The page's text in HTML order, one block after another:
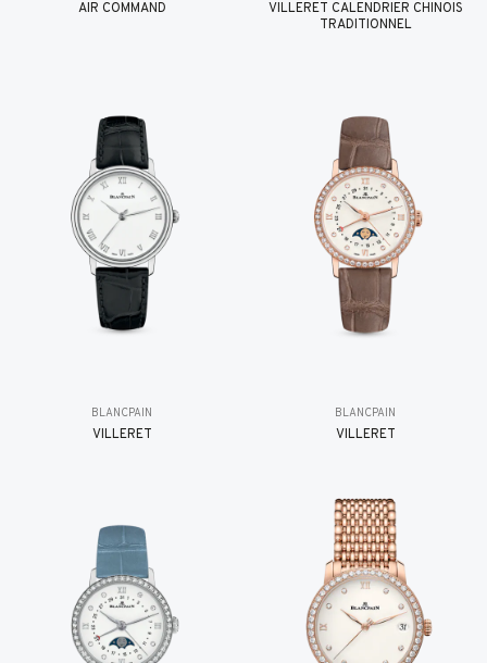
AIR COMMAND
VILLERET CALENDRIER CHINOIS
TRADITIONNEL
BLANCPAIN
VILLERET
BLANCPAIN
VILLERET